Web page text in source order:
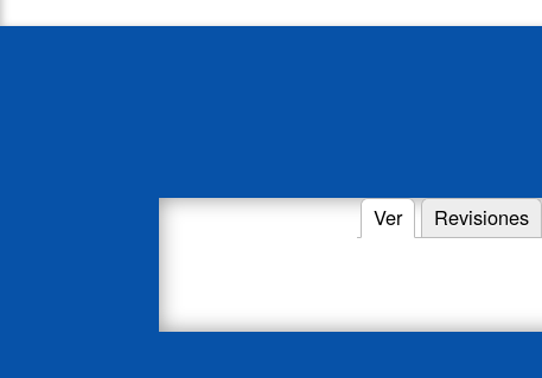
Primary
Ver(solapa activa)
Revisiones